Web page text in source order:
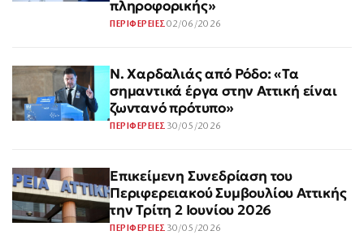
πληροφορικής»
ΠΕΡΙΦΕΡΕΙΕΣ02/06/2026
Ν. Χαρδαλιάς από Ρόδο: «Τα
σημαντικά έργα στην Αττική είναι
ζωντανό πρότυπο»
ΠΕΡΙΦΕΡΕΙΕΣ 30/05/2026
Επικείμενη Συνεδρίαση του
Περιφερειακού Συμβουλίου Αττικής
την Τρίτη 2 Ιουνίου 2026
ΠΕΡΙΦΕΡΕΙΕΣ 30/05/2026